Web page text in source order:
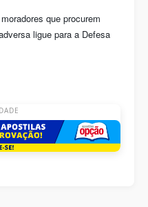
que procurem
ligue para a Defesa